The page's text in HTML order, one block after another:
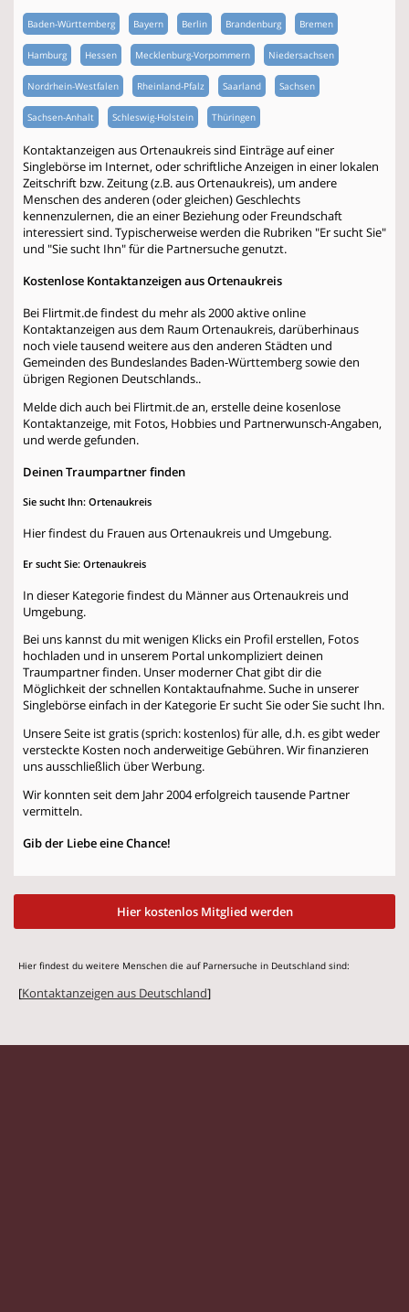
Baden-Württemberg Bayern Berlin Brandenburg Bremen
Hamburg Hessen Mecklenburg-Vorpommern Niedersachsen
Nordrhein-Westfalen Rheinland-Pfalz Saarland Sachsen
Sachsen-Anhalt Schleswig-Holstein Thüringen
Kontaktanzeigen aus Ortenaukreis sind Einträge auf einer
Singlebörse im Internet, oder schriftliche Anzeigen in einer lokalen
Zeitschrift bzw. Zeitung (z.B. aus Ortenaukreis), um andere
Menschen des anderen (oder gleichen) Geschlechts
kennenzulernen, die an einer Beziehung oder Freundschaft
interessiert sind. Typischerweise werden die Rubriken "Er sucht Sie"
und "Sie sucht Ihn" für die Partnersuche genutzt.
Kostenlose Kontaktanzeigen aus Ortenaukreis
Bei Flirtmit.de findest du mehr als 2000 aktive online
Kontaktanzeigen aus dem Raum Ortenaukreis, darüberhinaus
noch viele tausend weitere aus den anderen Städten und
Gemeinden des Bundeslandes Baden-Württemberg sowie den
übrigen Regionen Deutschlands..
Melde dich auch bei Flirtmit.de an, erstelle deine kosenlose
Kontaktanzeige, mit Fotos, Hobbies und Partnerwunsch-Angaben,
und werde gefunden.
Deinen Traumpartner finden
Sie sucht Ihn: Ortenaukreis
Hier findest du Frauen aus Ortenaukreis und Umgebung.
Er sucht Sie: Ortenaukreis
In dieser Kategorie findest du Männer aus Ortenaukreis und
Umgebung.
Bei uns kannst du mit wenigen Klicks ein Profil erstellen, Fotos
hochladen und in unserem Portal unkompliziert deinen
Traumpartner finden. Unser moderner Chat gibt dir die
Möglichkeit der schnellen Kontaktaufnahme. Suche in unserer
Singlebörse einfach in der Kategorie Er sucht SieoderSie sucht Ihn.
Unsere Seite ist gratis (sprich: kostenlos) für alle, d.h. es gibt weder
versteckte Kosten noch anderweitige Gebühren. Wir finanzieren
uns ausschließlich über Werbung.
Wir konnten seit dem Jahr 2004 erfolgreich tausende Partner
vermitteln.
Gib der Liebe eine Chance!
Hier kostenlos Mitglied werden
Hier findest du weitere Menschen die auf Parnersuche in Deutschland sind:
[Kontaktanzeigen aus Deutschland]